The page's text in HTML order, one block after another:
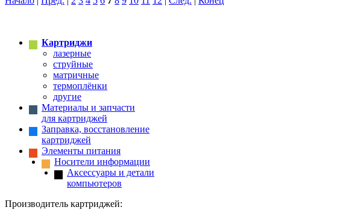
Картриджи
лазерные
струйные
матричные
термоплёнки
другие
Материалы и запчасти
для картриджей
Заправка, восстановление
картриджей
Элементы питания
Носители информации
Аксессуары и детали
компьютеров
Производитель картриджей: